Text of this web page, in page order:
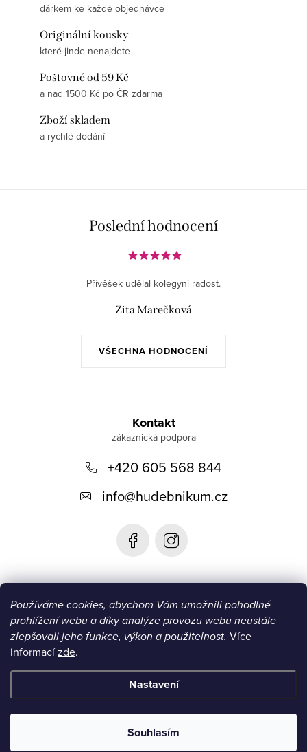
Používáme cookies, abychom Vám umožnili pohodlné
prohlížení webu a díky analýze provozu webu neustále
zlepšovali jeho funkce, výkon a použitelnost. Více
informacízde.
Nastavení
Souhlasím
dárkem ke každé objednávce
Originální kousky
které jinde nenajdete
Poštovné od 59 Kč
a nad 1500 Kč po ČR zdarma
Zboží skladem
a rychlé dodání
Poslední hodnocení
VŠECHNA HODNOCENÍ
Přívěšek udělal kolegyni radost.
Zita Marečková
Kontakt
+420 605 568 844
info@hudebnikum.cz
Informace
Blog
Instagram
Copyright 2026HUDEBNIKUM.CZ. Všechna práva vyhrazena.